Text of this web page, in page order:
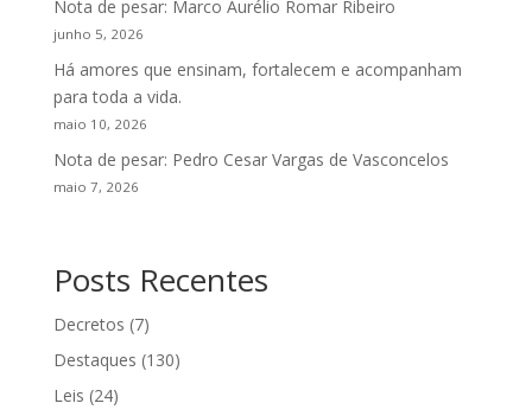
Nota de pesar: Marco Aurélio Romar Ribeiro
junho 5, 2026
Há amores que ensinam, fortalecem e acompanham
para toda a vida.
maio 10, 2026
Nota de pesar: Pedro Cesar Vargas de Vasconcelos
maio 7, 2026
Posts Recentes
Decretos (7)
Destaques (130)
Leis (24)